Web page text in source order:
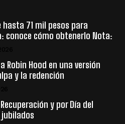
71 mil pesos para
conoce cómo obtenerlo Nota:
Robin Hood en una versión
y la redención
y por Día del